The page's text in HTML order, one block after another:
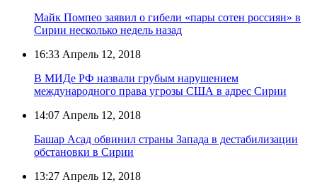
Майк Помпео заявил о гибели «пары сотен россиян» в
Сирии несколько недель назад
16:33 Апрель 12, 2018
В МИДе РФ назвали грубым нарушением
международного права угрозы США в адрес Сирии
14:07 Апрель 12, 2018
Башар Асад обвинил страны Запада в дестабилизации
обстановки в Сирии
13:27 Апрель 12, 2018